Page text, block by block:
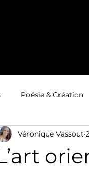
Poésie & Création
Véronique Vassout